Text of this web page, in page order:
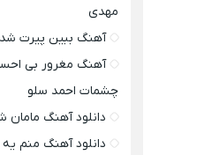
مهدی
آهنگ ببین پیرت
آهنگ مغرور بی
چشمات احمد سلو
دانلود آهنگ
دانلود آهنگ منم